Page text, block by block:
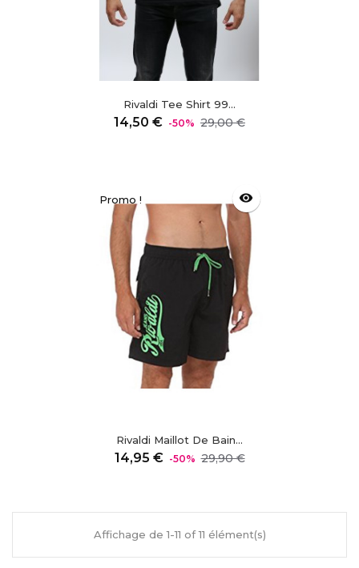
Rivaldi Tee Shirt 99...
14,50 € Prix
-50% 29,00 €Prix
Promo ! visibility
Rivaldi Maillot De Bain...
14,95 € Prix
-50% 29,90 €Prix
Affichage de 1-11 of 11 élément(s)